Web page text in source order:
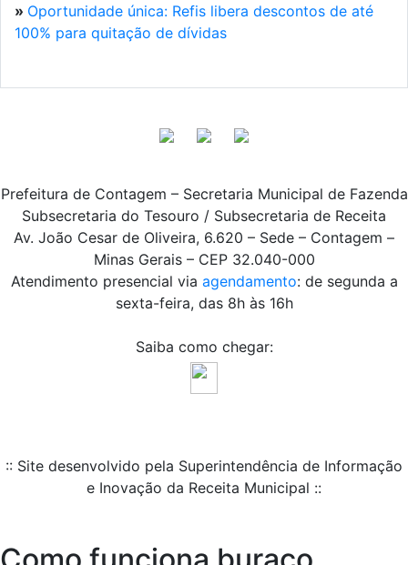
» Oportunidade única: Refis libera descontos de até
100% para quitação de dívidas
Prefeitura de Contagem – Secretaria Municipal de Fazenda
Subsecretaria do Tesouro / Subsecretaria de Receita
Av. João Cesar de Oliveira, 6.620 – Sede – Contagem –
Minas Gerais – CEP 32.040-000
Atendimento presencial via agendamento: de segunda a
sexta-feira, das 8h às 16h
Saiba como chegar:
:: Site desenvolvido pela Superintendência de Informação
e Inovação da Receita Municipal ::